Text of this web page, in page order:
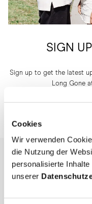
Cookies
Wir verwenden
die Nutzung der
personalisierte
unserer
SIGN
Sign up to get the latest
Long Gone
NEWSLETTER
I'm interested in
Men's